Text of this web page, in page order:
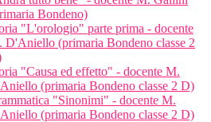
Bondeno)
"L'orologio" parte prima - docente
D'Aniello (primaria Bondeno classe 2
"Causa ed effetto" - docente M.
(primaria Bondeno classe 2 D)
"Sinonimi" - docente M.
(primaria Bondeno classe 2 D)